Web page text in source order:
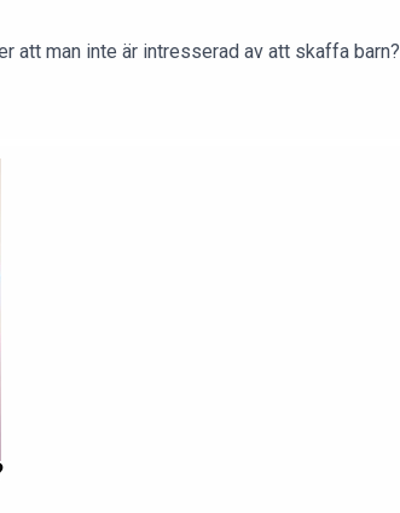
att man inte är intresserad av att skaffa barn?